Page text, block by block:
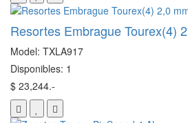
Resortes Embrague Tourex(4)
Model: TXLA917
Disponibles: 1
$ 23,244.-